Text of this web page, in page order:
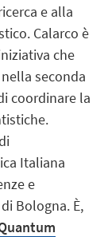
e alla
Calarco è
che
seconda
coordinare la
Italiana
e
Bologna. È,